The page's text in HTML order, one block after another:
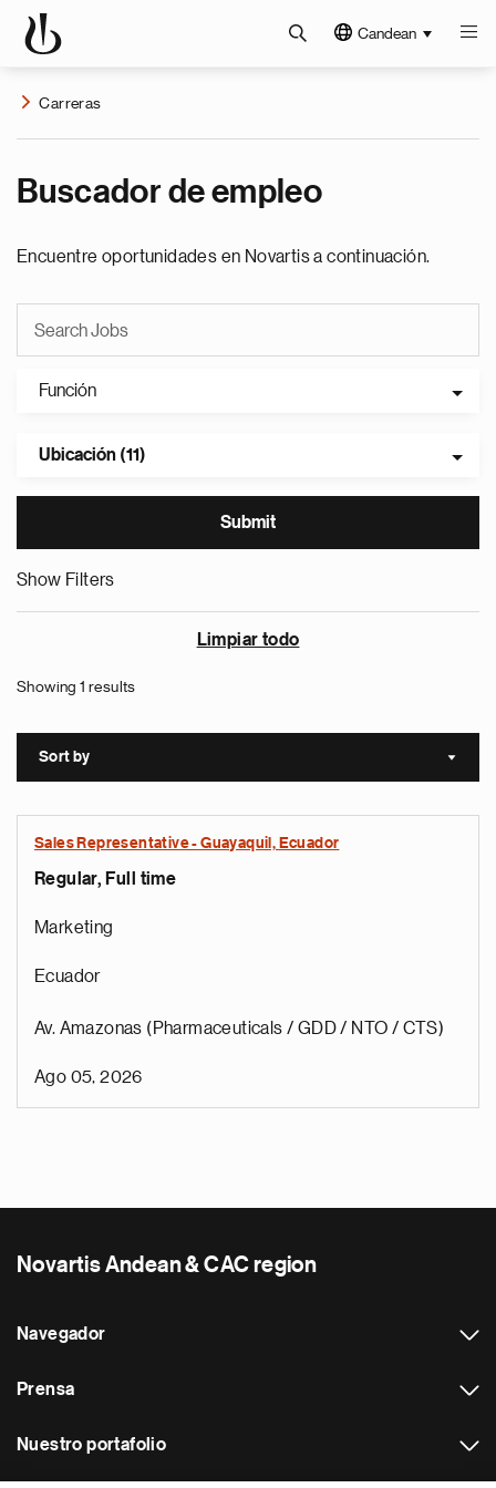
Candean
Carreras
Buscador de empleo
Encuentre oportunidades en Novartis a continuación.
Función
Ubicación (11)
Show Filters
Limpiar todo
Showing 1 results
Sort by Sort
Sales Representative - Guayaquil, Ecuador
Regular, Full time
Marketing
Ecuador
Av. Amazonas (Pharmaceuticals / GDD / NTO / CTS)
Ago 05, 2026
Novartis Andean & CAC region
Navegador
Prensa
Nuestro portafolio